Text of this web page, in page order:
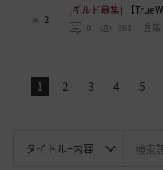
2
[ギルド募集] 【
0 368 倉葉
1 2 3 4 5